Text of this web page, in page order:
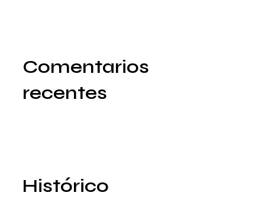
Comentarios
recentes
Histórico